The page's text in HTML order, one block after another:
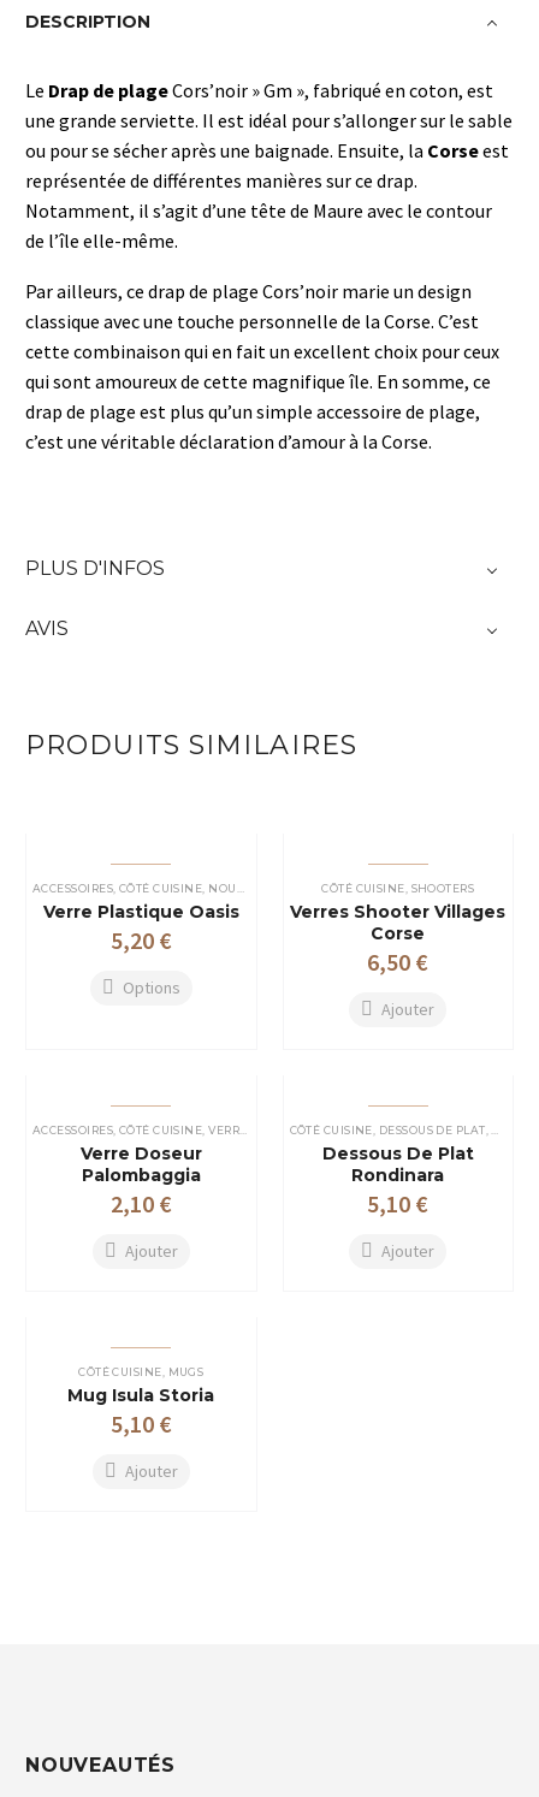
DESCRIPTION
Le Drap de plageCors’noir » Gm », fabriqué en coton, est
une grande serviette. Il est idéal pour s’allonger sur le sable
ou pour se sécher après une baignade. Ensuite, la Corseest
représentée de différentes manières sur ce drap.
Notamment, il s’agit d’une tête de Maure avec le contour
de l’île elle-même.
Par ailleurs, ce drap de plage Cors’noir marie un design
classique avec une touche personnelle de la Corse. C’est
cette combinaison qui en fait un excellent choix pour ceux
qui sont amoureux de cette magnifique île. En somme, ce
drap de plage est plus qu’un simple accessoire de plage,
c’est une véritable déclaration d’amour à la Corse.
PLUS D'INFOS
AVIS
PRODUITS SIMILAIRES
ACCESSOIRES, CÔTÉ CUISINE NOUVEAUTÉ VERRES PLASTIQUES
Verre Plastique Oasis
5,20 €
Options
Les
options
peuvent
être
choisies
sur
page
du
CÔTÉ CUISINE SHOOTERS
Verres Shooter Villages
Corse
6,50 €
Ajouter
ACCESSOIRES, CÔTÉ CUISINE ,VERRES PLASTIQUES
Verre Doseur
Palombaggia
2,10 €
Ajouter
CÔTÉ CUISINE DESSOUS DE PLAT
Dessous De Plat
Rondinara
5,10 €
Ajouter
CÔTÉ CUISINE MUGS
Mug Isula Storia
5,10 €
Ajouter
NOUVEAUTÉS